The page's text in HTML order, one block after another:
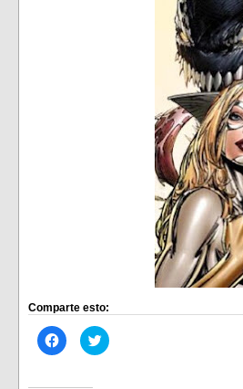
Comparte esto:
Haz
clic
Haz
clic